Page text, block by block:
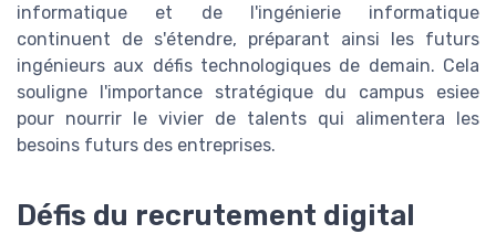
informatique et de l'ingénierie informatique
continuent de s'étendre, préparant ainsi les futurs
ingénieurs aux défis technologiques de demain. Cela
souligne l'importance stratégique du campus esiee
pour nourrir le vivier de talents qui alimentera les
besoins futurs des entreprises.
Défis du recrutement digital